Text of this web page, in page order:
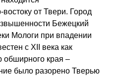
от Твери. Город
Бежецкий
Мологи при впадении
с XII века как
обширного края –
было разорено Тверью